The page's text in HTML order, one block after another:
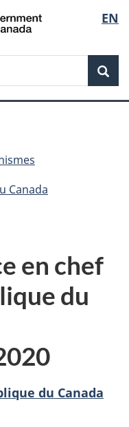
de
la
EN
Canada
en chef
du
du Canada